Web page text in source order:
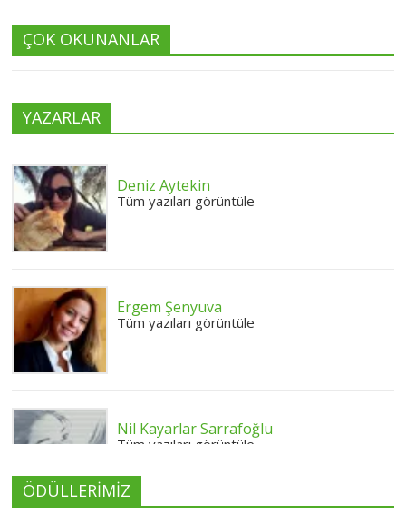
ÇOK OKUNANLAR
YAZARLAR
Deniz Aytekin
Tüm yazıları görüntüle
Ergem Şenyuva
Tüm yazıları görüntüle
Nil Kayarlar Sarrafoğlu
Tüm yazıları görüntüle
ÖDÜLLERİMİZ